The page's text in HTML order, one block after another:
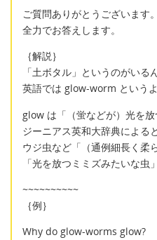
ご質問ありがとうございます。
全力でお答えします。
｛解説｝
「土ボタル」というのがいる
英語では glow-worm というよ
glow は「（蛍などが）光を放
ジーニアス英和大辞典による
ウジ虫など「（通例細長く柔
「光を放つミミズみたいな虫
~~~~~~~~~~
｛例｝
Why do glow-worms glow?